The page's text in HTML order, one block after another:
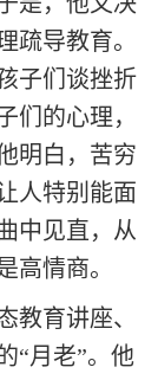
疏导教育。
子们谈挫折
们的心理，
明白，苦穷
人特别能面
中见直，从
高情商。
教育讲座、
“月老”。他